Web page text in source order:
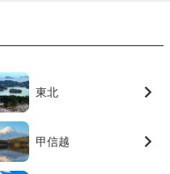
東北
甲信越